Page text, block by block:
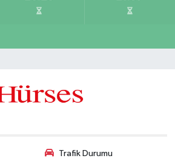
Trafik Durumu